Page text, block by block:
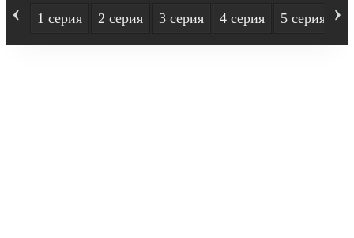
‹ 1 серия 2 серия 3 серия 4 серия 5 серия ›